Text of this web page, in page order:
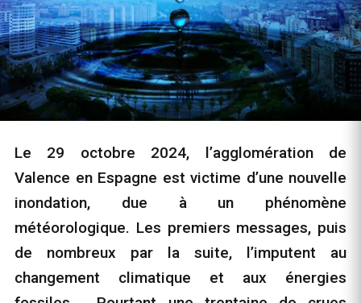
Le 29 octobre 2024, l’agglomération de
Valence en Espagne est victime d’une nouvelle
inondation, due à un phénomène
météorologique. Les premiers messages, puis
de nombreux par la suite, l’imputent au
changement climatique et aux énergies